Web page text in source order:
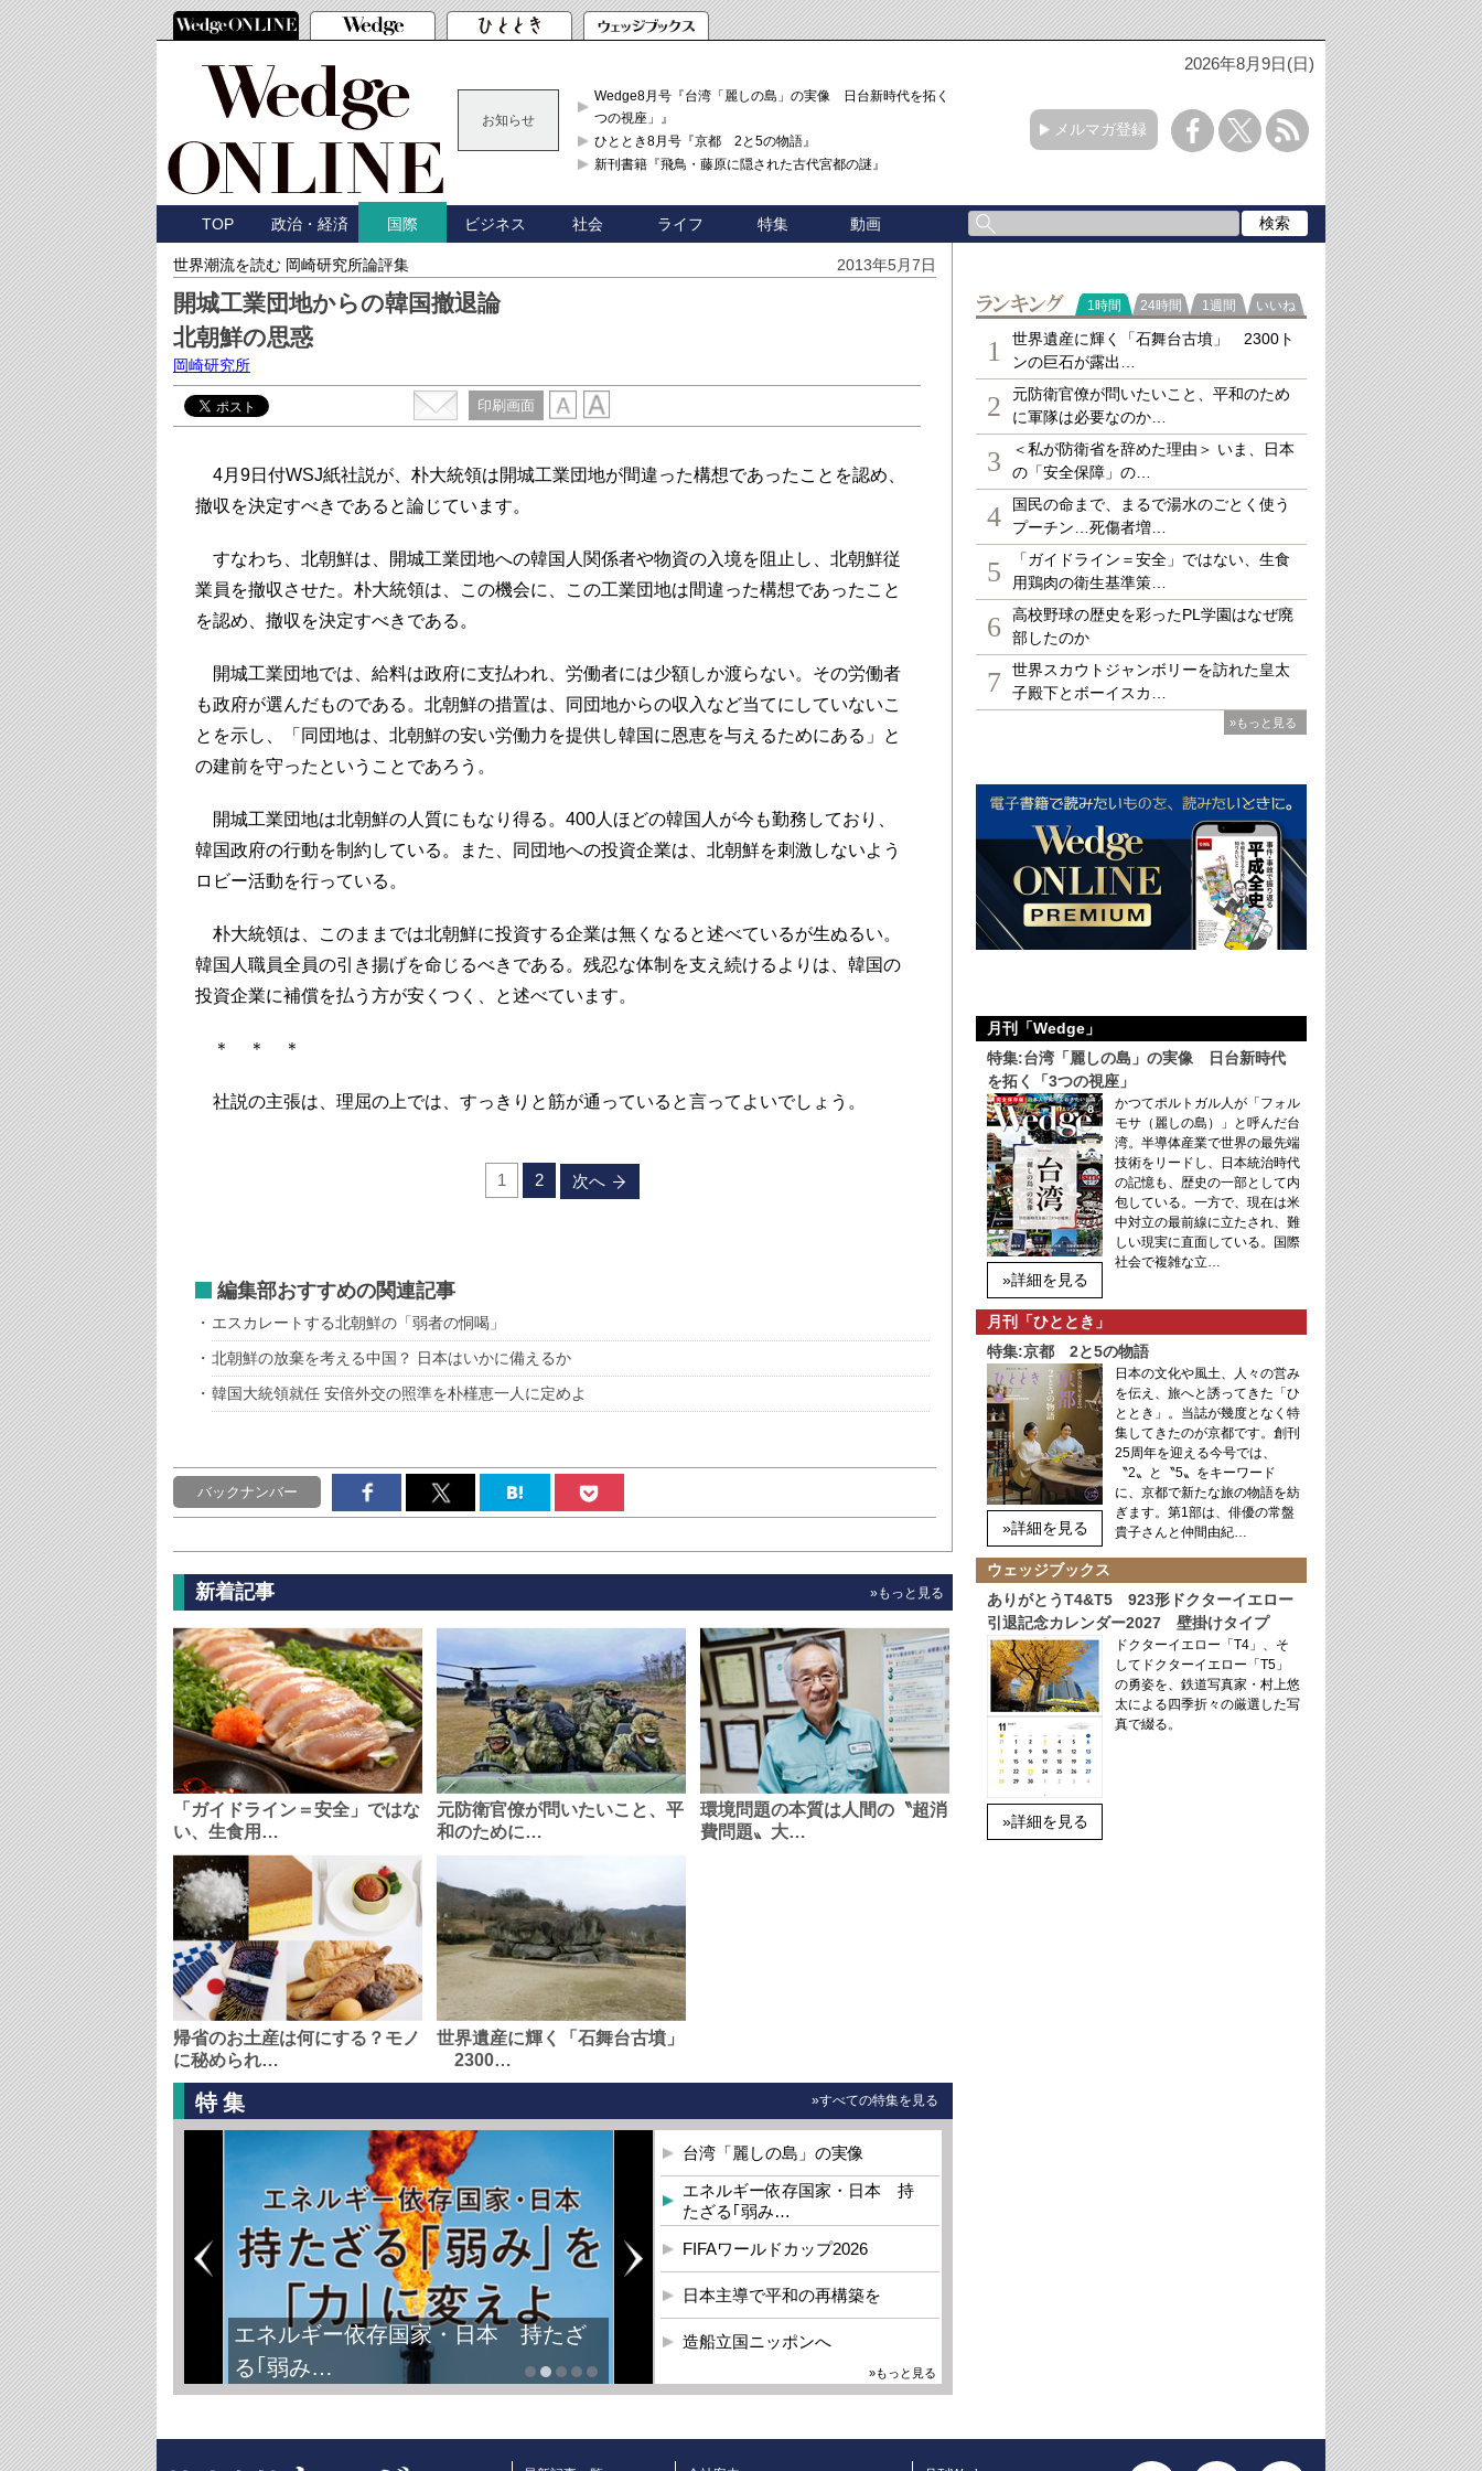
2026年8月9日(日)
お知らせ
Wedge8月号『台湾「麗しの島」の実像 日台新時代を拓く「3
つの視座」』
ひととき8月号『京都 2と5の物語』
新刊書籍『飛鳥・藤原に隠された古代宮都の謎』
メルマガ登録
TOP 政治・経済 国際 ビジネス 社会 ライフ 特集 動画
世界潮流を読む 岡崎研究所論評集 2013年5月7日
開城工業団地からの韓国撤退論
北朝鮮の思惑
岡崎研究所
印刷画面
4月9日付WSJ紙社説が、朴大統領は開城工業団地が間違った構想であったことを認め、
撤収を決定すべきであると論じています。
すなわち、北朝鮮は、開城工業団地への韓国人関係者や物資の入境を阻止し、北朝鮮従
業員を撤収させた。朴大統領は、この機会に、この工業団地は間違った構想であったこと
を認め、撤収を決定すべきである。
開城工業団地では、給料は政府に支払われ、労働者には少額しか渡らない。その労働者
も政府が選んだものである。北朝鮮の措置は、同団地からの収入など当てにしていないこ
とを示し、「同団地は、北朝鮮の安い労働力を提供し韓国に恩恵を与えるためにある」と
の建前を守ったということであろう。
開城工業団地は北朝鮮の人質にもなり得る。400人ほどの韓国人が今も勤務しており、
韓国政府の行動を制約している。また、同団地への投資企業は、北朝鮮を刺激しないよう
ロビー活動を行っている。
朴大統領は、このままでは北朝鮮に投資する企業は無くなると述べているが生ぬるい。
韓国人職員全員の引き揚げを命じるべきである。残忍な体制を支え続けるよりは、韓国の
投資企業に補償を払う方が安くつく、と述べています。
＊ ＊ ＊
社説の主張は、理屈の上では、すっきりと筋が通っていると言ってよいでしょう。
1 2 次へ
編集部おすすめの関連記事
エスカレートする北朝鮮の「弱者の恫喝」
北朝鮮の放棄を考える中国？ 日本はいかに備えるか
韓国大統領就任 安倍外交の照準を朴槿恵一人に定めよ
バックナンバー
新着記事 »もっと見る
「ガイドライン＝安全」ではな
い、生食用…
元防衛官僚が問いたいこと、平
和のために…
環境問題の本質は人間の〝超消
費問題〟大…
帰省のお土産は何にする？モノ
に秘められ…
世界遺産に輝く「石舞台古墳」
2300…
特集 »すべての特集を見る
エネルギー依存国家・日本 持たざ
る｢弱み…
台湾「麗しの島」の実像
エネルギー依存国家・日本 持
たざる｢弱み…
FIFAワールドカップ2026
日本主導で平和の再構築を
造船立国ニッポンへ
»もっと見る
ランキング
1時間 24時間 1週間 いいね
1
世界遺産に輝く「石舞台古墳」 2300ト
ンの巨石が露出…
2
元防衛官僚が問いたいこと、平和のため
に軍隊は必要なのか…
3
＜私が防衛省を辞めた理由＞ いま、日本
の「安全保障」の…
4
国民の命まで、まるで湯水のごとく使う
プーチン…死傷者増…
5
「ガイドライン＝安全」ではない、生食
用鶏肉の衛生基準策…
6
高校野球の歴史を彩ったPL学園はなぜ廃
部したのか
7
世界スカウトジャンボリーを訪れた皇太
子殿下とボーイスカ…
»もっと見る
月刊「Wedge」
特集:台湾「麗しの島」の実像 日台新時代
を拓く「3つの視座」
»詳細を見る
かつてポルトガル人が「フォル
モサ（麗しの島）」と呼んだ台
湾。半導体産業で世界の最先端
技術をリードし、日本統治時代
の記憶も、歴史の一部として内
包している。一方で、現在は米
中対立の最前線に立たされ、難
しい現実に直面している。国際
社会で複雑な立…
月刊「ひととき」
特集:京都 2と5の物語
»詳細を見る
日本の文化や風土、人々の営み
を伝え、旅へと誘ってきた「ひ
ととき」。当誌が幾度となく特
集してきたのが京都です。創刊
25周年を迎える今号では、
〝2〟と〝5〟をキーワード
に、京都で新たな旅の物語を紡
ぎます。第1部は、俳優の常盤
貴子さんと仲間由紀…
ウェッジブックス
ありがとうT4&T5 923形ドクターイエロー
引退記念カレンダー2027 壁掛けタイプ
»詳細を見る
ドクターイエロー「T4」、そ
してドクターイエロー「T5」
の勇姿を、鉄道写真家・村上悠
太による四季折々の厳選した写
真で綴る。